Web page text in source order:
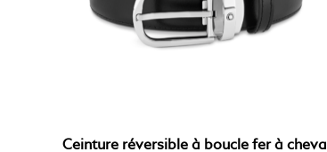
Ceinture réversible à boucle fer à cheval